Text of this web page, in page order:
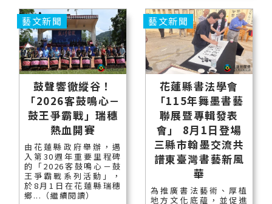
鼓聲響徹縱谷！
「2026客鼓鳴心－
鼓王爭霸戰」瑞穗
熱血開賽
由花蓮縣政府舉辦，邁
入第30週年重要里程碑
的「2026客鼓鳴心－鼓
王爭霸戰系列活動」，
於8月1日在花蓮縣瑞穗
鄉...（繼續閱讀）
藝文新聞
花蓮縣書法學會
「115年舞墨書藝
聯展暨專輯發表
會」 8月1日登場
三縣市翰墨交流共
譜東臺灣書藝新風
華
為推廣書法藝術、厚植
地方文化底蘊，並促進
藝文新聞